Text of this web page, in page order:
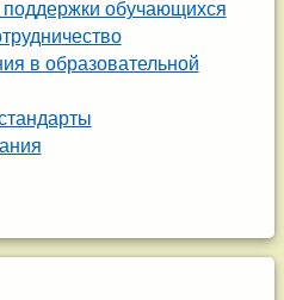
обучающихся
в образовательной